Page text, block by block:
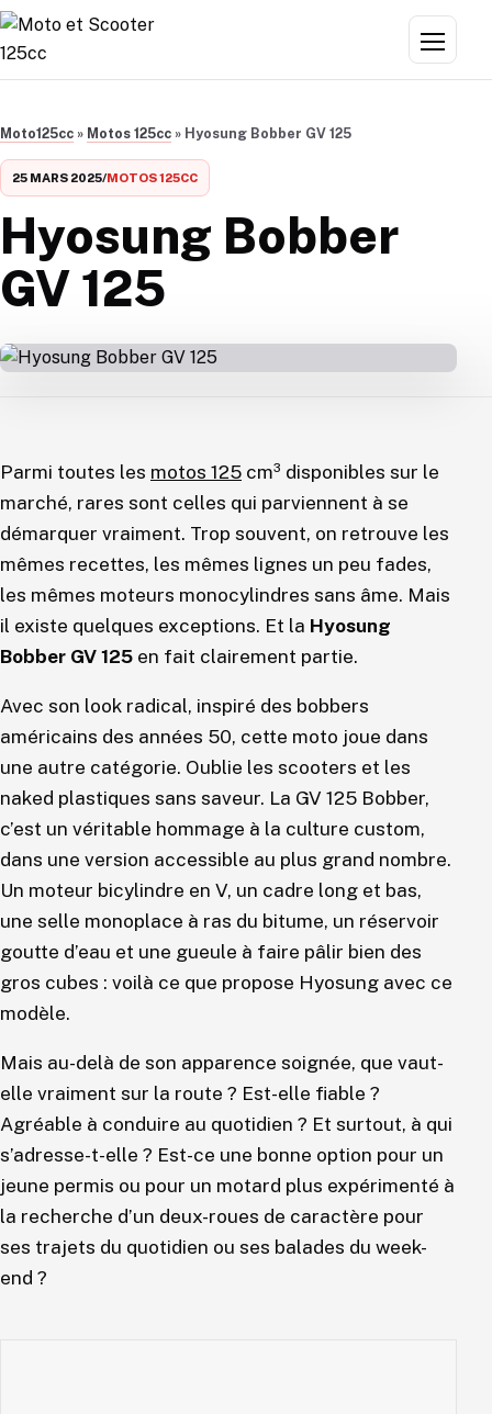
Aller au contenu
Menu
Moto125cc » Motos 125cc » Hyosung Bobber GV 125
25 MARS 2025/MOTOS 125CC
Hyosung Bobber
GV 125
Parmi toutes les motos 125 cm³ disponibles sur le
marché, rares sont celles qui parviennent à se
démarquer vraiment. Trop souvent, on retrouve les
mêmes recettes, les mêmes lignes un peu fades,
les mêmes moteurs monocylindres sans âme. Mais
il existe quelques exceptions. Et la Hyosung
Bobber GV 125 en fait clairement partie.
Avec son look radical, inspiré des bobbers
américains des années 50, cette moto joue dans
une autre catégorie. Oublie les scooters et les
naked plastiques sans saveur. La GV 125 Bobber,
c’est un véritable hommage à la culture custom,
dans une version accessible au plus grand nombre.
Un moteur bicylindre en V, un cadre long et bas,
une selle monoplace à ras du bitume, un réservoir
goutte d’eau et une gueule à faire pâlir bien des
gros cubes : voilà ce que propose Hyosung avec ce
modèle.
Mais au-delà de son apparence soignée, que vaut-
elle vraiment sur la route ? Est-elle fiable ?
Agréable à conduire au quotidien ? Et surtout, à qui
s’adresse-t-elle ? Est-ce une bonne option pour un
jeune permis ou pour un motard plus expérimenté à
la recherche d’un deux-roues de caractère pour
ses trajets du quotidien ou ses balades du week-
end ?